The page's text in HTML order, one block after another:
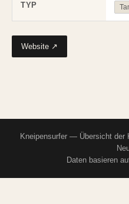
TYP
Website ↗
Kneipensurfer — Übersicht der
Daten basieren